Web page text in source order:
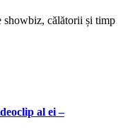
showbiz, călătorii și timp
al ei –